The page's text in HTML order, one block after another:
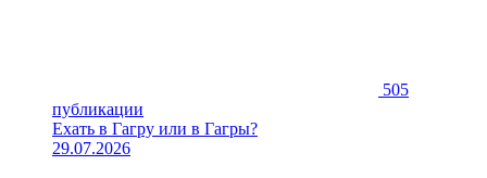
505
публикации
Ехать в Гагру или в Гагры?
29.07.2026